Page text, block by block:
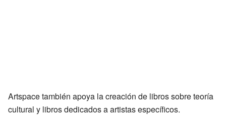
Artspace también apoya la creación de libros sobre teoría
cultural y libros dedicados a artistas específicos.